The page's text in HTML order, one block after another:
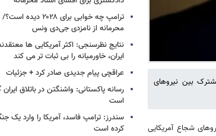
بین نیروهای
شجاع آمریکایی
ترامپ چه خوابی برای ۲۰۲۸
محرمانه از نامزدی جی‌دی ونس
نتایج نظرسنجی: اکثر آمریکایی ها
ایران، خاورمیانه را بی ثبات تر می کند
عراقچی پیام جدیدی صادر کرد + جزئیات
رسانه پاکستانی: واشنگتن در باتلاق
است
سندرز: ترامپ فاسد، آمریکا را وارد یک
کرده است